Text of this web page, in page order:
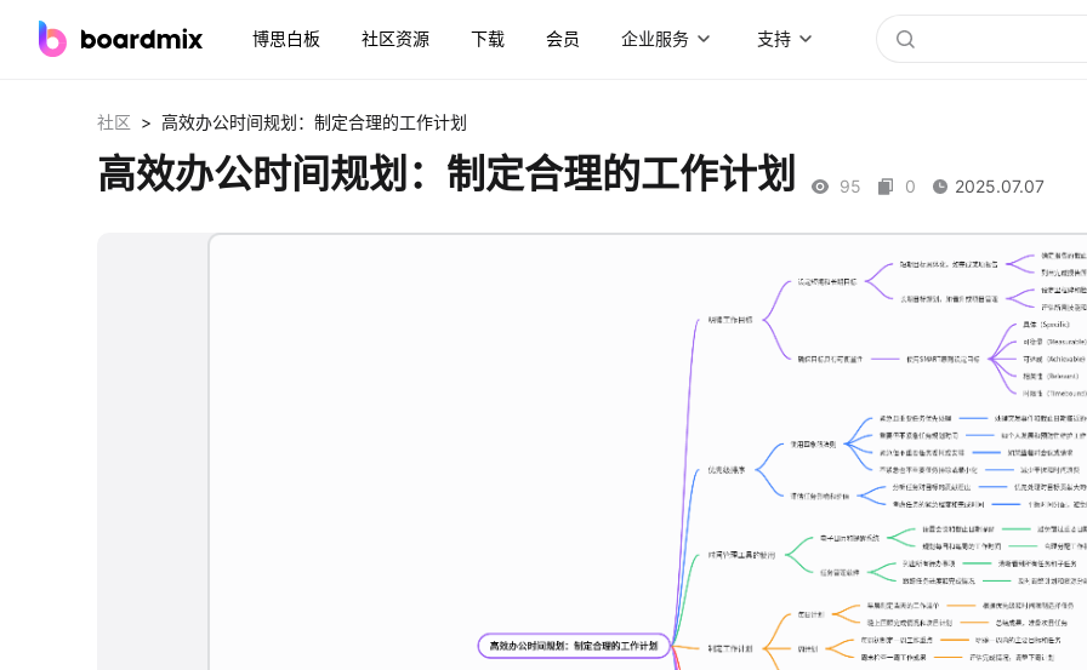
博思白板 社区资源 下载 会员 企业服务 支持
社区 > 高效办公时间规划：制定合理的工作计划
高效办公时间规划：制定合理的工作计划 95 0 2025.07.07